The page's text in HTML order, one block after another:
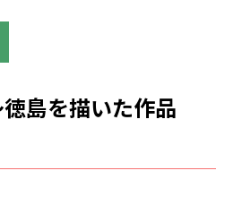
島を描いた作品